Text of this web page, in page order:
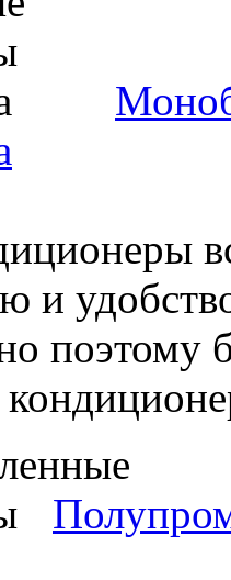
и
поэтому